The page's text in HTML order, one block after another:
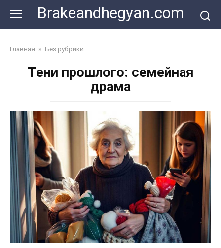
content
Brakeandhegyan.com
Главная » Без рубрики
Тени прошлого: семейная
драма